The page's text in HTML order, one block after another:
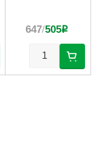
647/505p